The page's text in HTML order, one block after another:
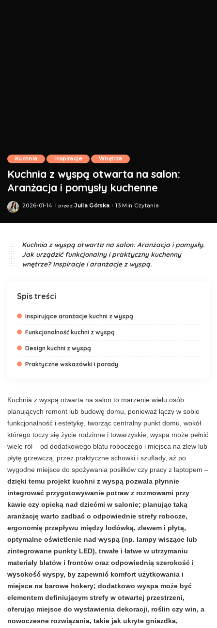
Kuchnia Inspiracje Wnętrza
Kuchnia z wyspą otwarta na salon:
Aranżacja i pomysły kuchenne
2026-01-14Posted
przez Julia Górska 13 Min Czytania
Kuchnia z wyspą otwarta na salon: Aranżacja i pomysły.
Jak urządzić funkcjonalny i praktyczny kuchenny
wnętrze? Inspiracje i aranżacje z wyspą.
Spis treści
Inspirujące aranżacje kuchni z wyspą
Funkcjonalność kuchni z wyspą
Design kuchni z wyspą
Praktyczne wskazówki i porady
Kuchnia z wyspą otwarta na salon to marzenie wielu osób
planujących remont lub budowę domu, ponieważ łączy w sobie
funkcjonalność i estetykę, tworząc centralny punkt domu, wokół
którego toczy się życie rodzinne i towarzyskie; wyspa może pełnić
wiele ról – od dodatkowego blatu roboczego i miejsca na zlew lub
płytę grzewczą, przez praktyczne schowki i szuflady, aż po
wygodne miejsce do spożywania posiłków czy pracy z laptopem –
dzięki temu projekt kuchni z wyspą pozwala płynnie
integrować przygotowywanie potraw z rozmowami przy
kawie czy opieką nad dziećmi w salonie; planując taką
aranżację warto zadbać o odpowiednie strefy robocze,
ergonomię przepływu między lodówką, zlewem i płytą,
optymalne oświetlenie nad wyspą (np. lampy wiszące lub
zintegrowane punkty LED), trwałe i łatwe w utrzymaniu
materiały blatów i frontów oraz odpowiednią szerokość i
wysokość wyspy, by zapewnić komfort użytkowania i
miejsce na barowe hokery; dodatkowo wyspa może być
elementem definiującym strefy w otwartej przestrzeni,
oferując miejsce do wystawienia dekoracji, roślin czy win, a
nowoczesne rozwiązania, takie jak ukryte gniazdka,